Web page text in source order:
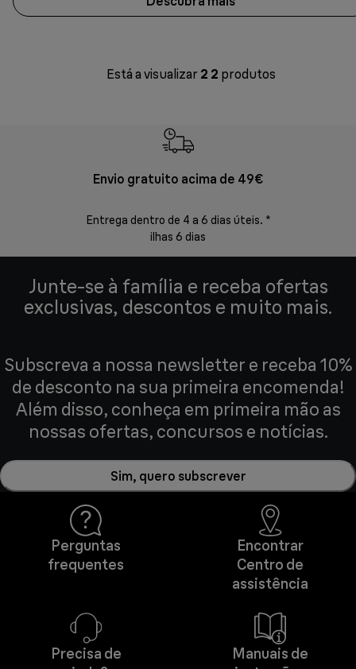
Está a visualizar 2 2 produtos
Envio gratuito acima de 49€
Entrega dentro de 4 a 6 dias úteis. *
ilhas 6 dias
Junte-se à família e receba ofertas
exclusivas, descontos e muito mais.
Subscreva a nossa newsletter e receba 10%
de desconto na sua primeira encomenda!
Além disso, conheça em primeira mão as
nossas ofertas, concursos e notícias.
Sim, quero subscrever
Perguntas
frequentes
Encontrar
Centro de
assistência
Precisa de
Manuais de